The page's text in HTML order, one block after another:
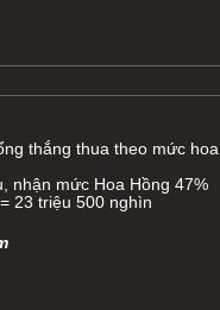
thắng thua theo mức
nhận mức Hoa Hồng 47%
23 triệu 500 nghìn